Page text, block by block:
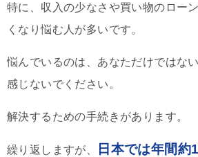
特に、収入の少なさや買い物のロー
くなり悩む人が多いです。
悩んでいるのは、あなただけではな
感じないでください。
解決するための手続きがあります。
繰り返しますが、
日本では年間約